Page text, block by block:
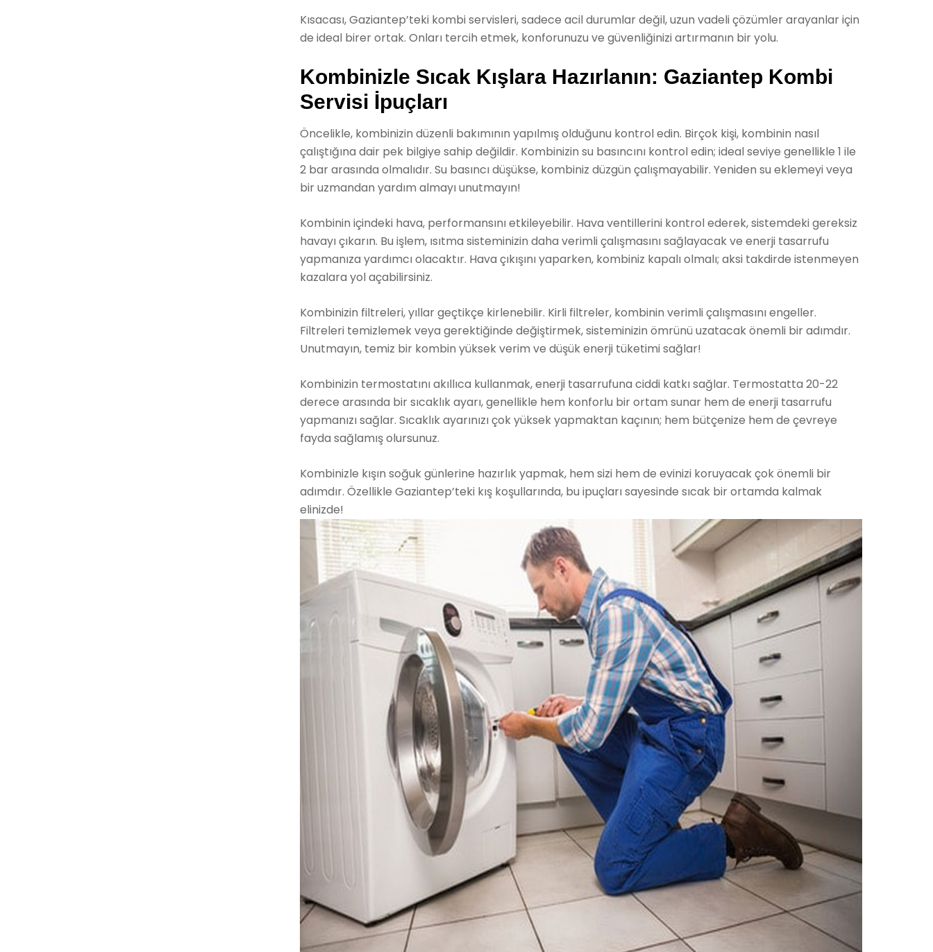
Kısacası, Gaziantep’teki kombi servisleri, sadece acil durumlar değil, uzun vadeli çözümler arayanlar için
de ideal birer ortak. Onları tercih etmek, konforunuzu ve güvenliğinizi artırmanın bir yolu.
Kombinizle Sıcak Kışlara Hazırlanın: Gaziantep Kombi
Servisi İpuçları
Öncelikle, kombinizin düzenli bakımının yapılmış olduğunu kontrol edin. Birçok kişi, kombinin nasıl
çalıştığına dair pek bilgiye sahip değildir. Kombinizin su basıncını kontrol edin; ideal seviye genellikle 1 ile
2 bar arasında olmalıdır. Su basıncı düşükse, kombiniz düzgün çalışmayabilir. Yeniden su eklemeyi veya
bir uzmandan yardım almayı unutmayın!
Kombinin içindeki hava, performansını etkileyebilir. Hava ventillerini kontrol ederek, sistemdeki gereksiz
havayı çıkarın. Bu işlem, ısıtma sisteminizin daha verimli çalışmasını sağlayacak ve enerji tasarrufu
yapmanıza yardımcı olacaktır. Hava çıkışını yaparken, kombiniz kapalı olmalı; aksi takdirde istenmeyen
kazalara yol açabilirsiniz.
Kombinizin filtreleri, yıllar geçtikçe kirlenebilir. Kirli filtreler, kombinin verimli çalışmasını engeller.
Filtreleri temizlemek veya gerektiğinde değiştirmek, sisteminizin ömrünü uzatacak önemli bir adımdır.
Unutmayın, temiz bir kombin yüksek verim ve düşük enerji tüketimi sağlar!
Kombinizin termostatını akıllıca kullanmak, enerji tasarrufuna ciddi katkı sağlar. Termostatta 20-22
derece arasında bir sıcaklık ayarı, genellikle hem konforlu bir ortam sunar hem de enerji tasarrufu
yapmanızı sağlar. Sıcaklık ayarınızı çok yüksek yapmaktan kaçının; hem bütçenize hem de çevreye
fayda sağlamış olursunuz.
Kombinizle kışın soğuk günlerine hazırlık yapmak, hem sizi hem de evinizi koruyacak çok önemli bir
adımdır. Özellikle Gaziantep’teki kış koşullarında, bu ipuçları sayesinde sıcak bir ortamda kalmak
elinizde!